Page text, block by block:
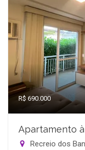
R$ 690.000
Apartamento à
Recreio dos